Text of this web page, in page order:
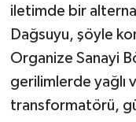
iletimde bir
Dağsuyu, şöyle
Organize Sanayi
gerilimlerde yağlı
transformatörü,